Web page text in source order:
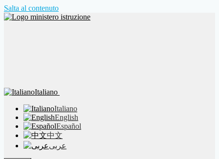
Salta al contenuto
Italiano
Italiano
English
Español
中文
عربى